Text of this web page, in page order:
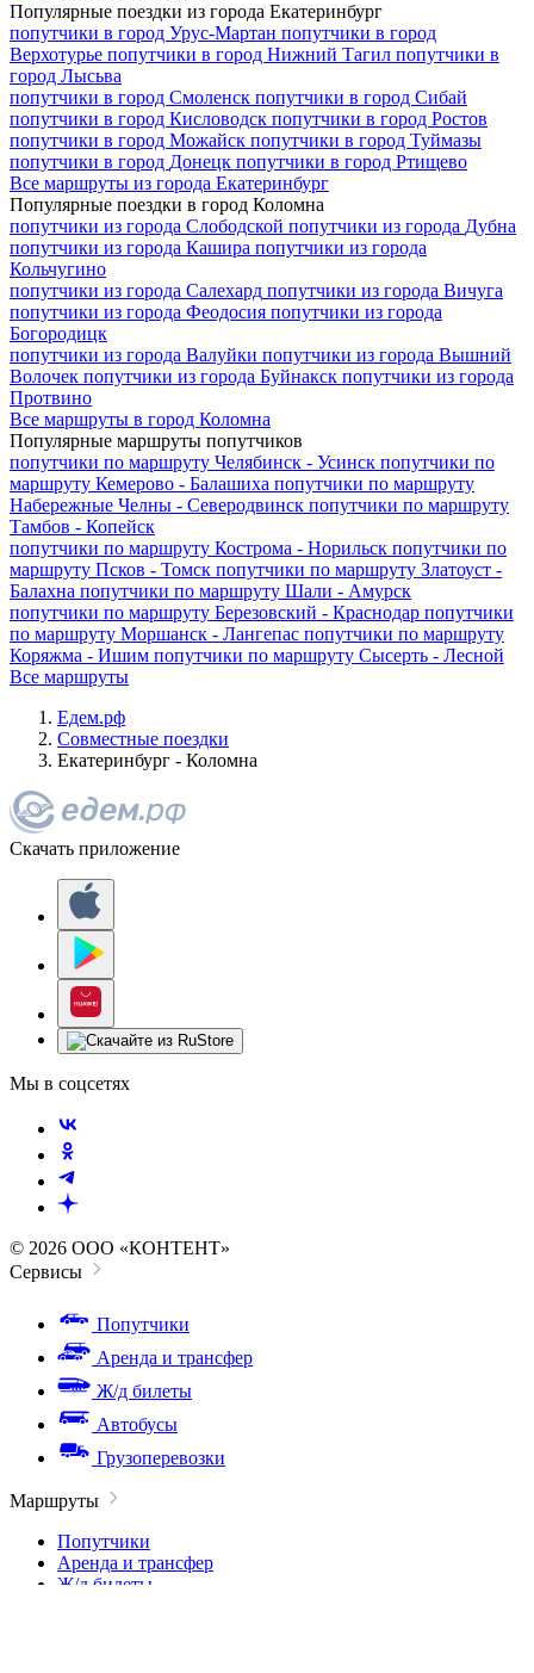
Популярные поездки из города Екатеринбург
попутчики в город Урус-Мартан попутчики в город
Верхотурье попутчики в город Нижний Тагил попутчики в
город Лысьва
попутчики в город Смоленск попутчики в город Сибай
попутчики в город Кисловодск попутчики в город Ростов
попутчики в город Можайск попутчики в город Туймазы
попутчики в город Донецк попутчики в город Ртищево
Все маршруты из города Екатеринбург
Популярные поездки в город Коломна
попутчики из города Слободской попутчики из города Дубна
попутчики из города Кашира попутчики из города
Кольчугино
попутчики из города Салехард попутчики из города Вичуга
попутчики из города Феодосия попутчики из города
Богородицк
попутчики из города Валуйки попутчики из города Вышний
Волочек попутчики из города Буйнакск попутчики из города
Протвино
Все маршруты в город Коломна
Популярные маршруты попутчиков
попутчики по маршруту Челябинск - Усинск попутчики по
маршруту Кемерово - Балашиха попутчики по маршруту
Набережные Челны - Северодвинск попутчики по маршруту
Тамбов - Копейск
попутчики по маршруту Кострома - Норильск попутчики по
маршруту Псков - Томск попутчики по маршруту Златоуст -
Балахна попутчики по маршруту Шали - Амурск
попутчики по маршруту Березовский - Краснодар попутчики
по маршруту Моршанск - Лангепас попутчики по маршруту
Коряжма - Ишим попутчики по маршруту Сысерть - Лесной
Все маршруты
Едем.рф
Совместные поездки
Екатеринбург - Коломна
Скачать приложение
Мы в соцсетях
© 2026 ООО «КОНТЕНТ»
Сервисы
Попутчики
Аренда и трансфер
Ж/д билеты
Автобусы
Грузоперевозки
Маршруты
Попутчики
Аренда и трансфер
Ж/д билеты